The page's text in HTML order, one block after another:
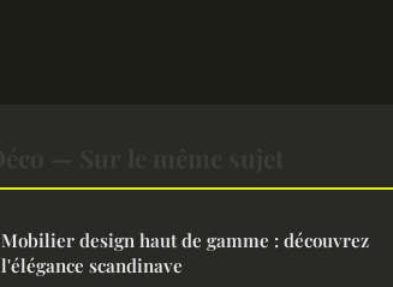
Mobilier design haut de gamme : découvrez
l'élégance scandinave